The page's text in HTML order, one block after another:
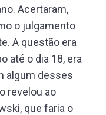
Acertaram,
o julgamento
A questão era
até o dia 18, era
algum desses
revelou ao
que faria o